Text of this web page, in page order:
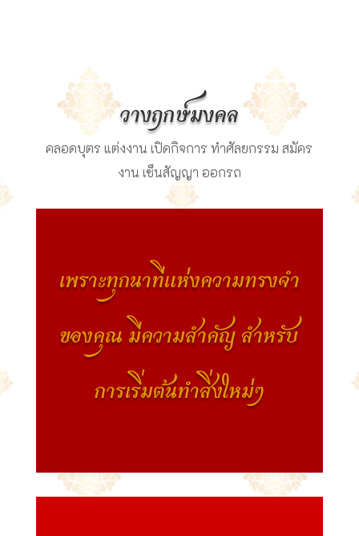
วางฤกษ์มงคล
คลอดบุตร แต่งงาน เปิดกิจการ ทำศัลยกรรม สมัคร
งาน เซ็นสัญญา ออกรถ
เพราะทุกนาทีแห่งความทรงจำ
ของคุณ มีความสำคัญ สำหรับ
การเริ่มต้นทำสิ่งใหม่ๆ